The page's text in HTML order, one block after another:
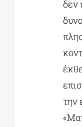
δεν
την